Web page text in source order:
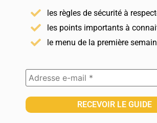
les règles de sécurité à
les points importants à
le menu de la première